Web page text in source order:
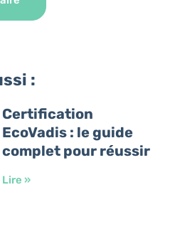
:
Certification
EcoVadis : le guide
complet pour réussir
Lire »